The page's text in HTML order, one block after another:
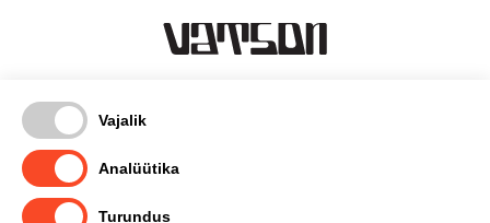
Vajalik
Analüütika
Turundus